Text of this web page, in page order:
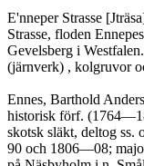
E'nneper Strasse
Strasse, floden
Gevelsberg i
(järnverk) , kolgruvor
Ennes, Barthold
historisk förf.
skotsk släkt, deltog
90 och 1806—08;